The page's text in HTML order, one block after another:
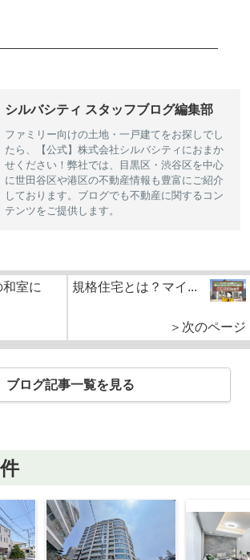
シルバシティ スタッフブログ編集部
ファミリー向けの土地・一戸建てをお探しでし
たら、【公式】株式会社シルバシティにおまか
せください！弊社では、目黒区・渋谷区を中心
に世田谷区や港区の不動産情報も豊富にご紹介
しております。ブログでも不動産に関するコン
テンツをご提供します。
室に
規格住宅とは？マイ...
＞次のページ
ブログ記事一覧を見る